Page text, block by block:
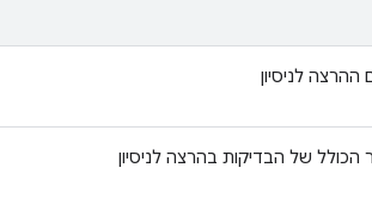
ההרצה לניסיון
של הבדיקות בהרצה לניסיון